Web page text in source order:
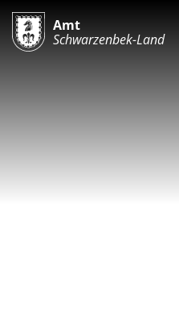
Amt
Schwarzenbek-Land